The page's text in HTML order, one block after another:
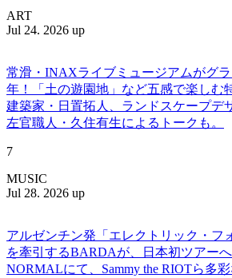
ART
Jul 24. 2026 up
常滑・INAXライブミュージアムがグ
年！「土の遊園地」など五感で楽しむ
建築家・日置拓人、ランドスケープデ
左官職人・久住有生によるトークも。
7
MUSIC
Jul 28. 2026 up
アルゼンチン発「エレクトリック・フ
を牽引するBARDAが、日本初ツアー
NORMALにて、Sammy the RIOTら多